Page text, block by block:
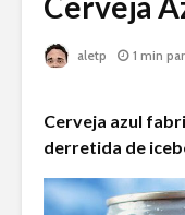
aletp 1 min
Cerveja azul
derretida de